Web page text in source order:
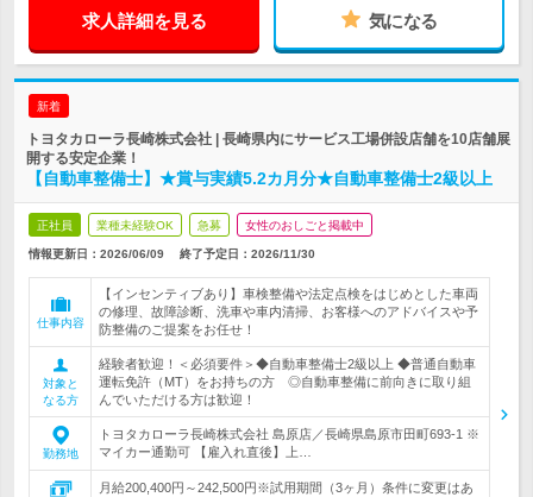
求人詳細を見る 気になる
新着
トヨタカローラ長崎株式会社 | 長崎県内にサービス工場併設店舗を10店舗展
開する安定企業！
【自動車整備士】★賞与実績5.2カ月分★自動車整備士2級以上
正社員 業種未経験OK 急募 女性のおしごと掲載中
情報更新日：2026/06/09 終了予定日： 2026/11/30
仕事内容
【インセンティブあり】車検整備や法定点検をはじめとした車両
の修理、故障診断、洗車や車内清掃、お客様へのアドバイスや予
防整備のご提案をお任せ！
対象と
なる方
経験者歓迎！＜必須要件＞◆自動車整備士2級以上 ◆普通自動車
運転免許（MT）をお持ちの方 ◎自動車整備に前向きに取り組
んでいただける方は歓迎！
勤務地
トヨタカローラ長崎株式会社 島原店／長崎県島原市田町693-1 ※
マイカー通勤可 【雇入れ直後】上…
月給200,400円～242,500円※試用期間（3ヶ月）条件に変更はあ